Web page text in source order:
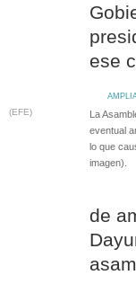
ese
(EFE)
La
eventual
lo que
imagen).
de